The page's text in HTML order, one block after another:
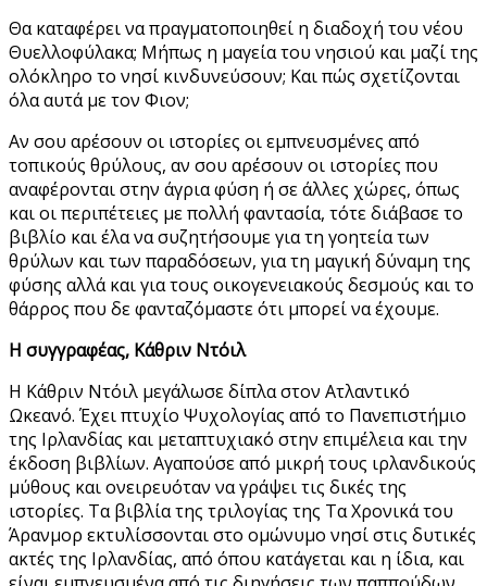
Θα καταφέρει να πραγματοποιηθεί η διαδοχή του νέου
Θυελλοφύλακα; Μήπως η μαγεία του νησιού και μαζί της
ολόκληρο το νησί κινδυνεύσουν; Και πώς σχετίζονται
όλα αυτά με τον Φιον;
Αν σου αρέσουν οι ιστορίες οι εμπνευσμένες από
τοπικούς θρύλους, αν σου αρέσουν οι ιστορίες που
αναφέρονται στην άγρια φύση ή σε άλλες χώρες, όπως
και οι περιπέτειες με πολλή φαντασία, τότε διάβασε το
βιβλίο και έλα να συζητήσουμε για τη γοητεία των
θρύλων και των παραδόσεων, για τη μαγική δύναμη της
φύσης αλλά και για τους οικογενειακούς δεσμούς και το
θάρρος που δε φανταζόμαστε ότι μπορεί να έχουμε.
Η συγγραφέας, Κάθριν Ντόιλ
Η Κάθριν Ντόιλ μεγάλωσε δίπλα στον Ατλαντικό
Ωκεανό. Έχει πτυχίο Ψυχολογίας από το Πανεπιστήμιο
της Ιρλανδίας και μεταπτυχιακό στην επιμέλεια και την
έκδοση βιβλίων. Αγαπούσε από μικρή τους ιρλανδικούς
μύθους και ονειρευόταν να γράψει τις δικές της
ιστορίες. Τα βιβλία της τριλογίας της Τα Χρονικά του
Άρανµορ εκτυλίσσονται στο ομώνυμο νησί στις δυτικές
ακτές της Ιρλανδίας, από όπου κατάγεται και η ίδια, και